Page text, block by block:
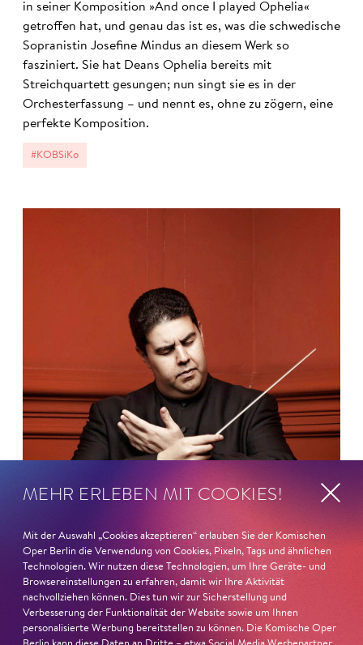
in seiner Komposition »And once I played Ophelia«
getroffen hat, und genau das ist es, was die schwedische
Sopranistin Josefine Mindus an diesem Werk so
fasziniert. Sie hat Deans Ophelia bereits mit
Streichquartett gesungen; nun singt sie es in der
Orchesterfassung – und nennt es, ohne zu zögern, eine
perfekte Komposition.
#KOBSiKo
MEHR ERLEBEN MIT COOKIES!
Mit der Auswahl „Cookies akzeptieren“ erlauben Sie der Komischen
Oper Berlin die Verwendung von Cookies, Pixeln, Tags und ähnlichen
Technologien. Wir nutzen diese Technologien, um Ihre Geräte- und
Browsereinstellungen zu erfahren, damit wir Ihre Aktivität
nachvollziehen können. Dies tun wir zur Sicherstellung und
Verbesserung der Funktionalität der Website sowie um Ihnen
personalisierte Werbung bereitstellen zu können. Die Komische Oper